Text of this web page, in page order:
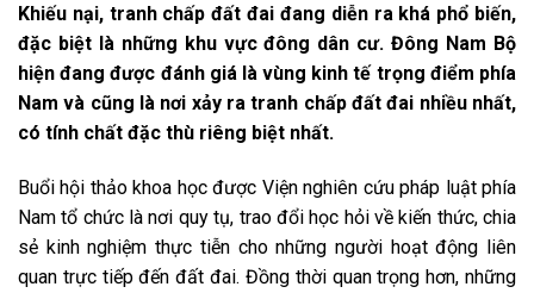
Khiếu nại, tranh chấp đất đai đang diễn ra khá phổ biến,
đặc biệt là những khu vực đông dân cư. Đông Nam Bộ
hiện đang được đánh giá là vùng kinh tế trọng điểm phía
Nam và cũng là nơi xảy ra tranh chấp đất đai nhiều nhất,
có tính chất đặc thù riêng biệt nhất.
Buổi hội thảo khoa học được Viện nghiên cứu pháp luật phía
Nam tổ chức là nơi quy tụ, trao đổi học hỏi về kiến thức, chia
sẻ kinh nghiệm thực tiễn cho những người hoạt động liên
quan trực tiếp đến đất đai. Đồng thời quan trọng hơn, những